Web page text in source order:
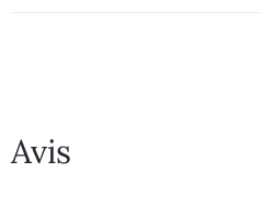
Avis